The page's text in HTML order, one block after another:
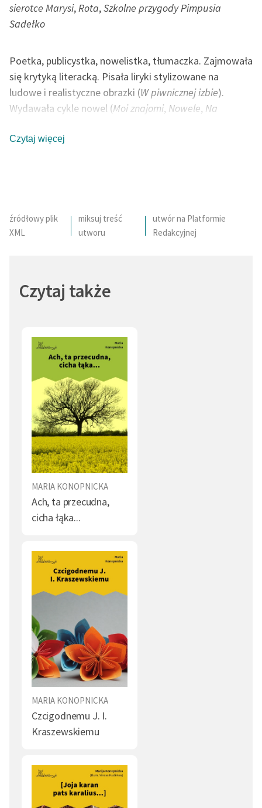
sierotce Marysi,Rota,Szkolne przygody Pimpusia
Sadełko
Poetka, publicystka, nowelistka, tłumaczka. Zajmowała
się krytyką literacką. Pisała liryki stylizowane na
ludowe i realistyczne obrazki (W piwnicznej izbie).
Wydawała cykle nowel (Moi znajomi, Nowele, Na
bajki ( Na jagody
Europie (Italia). Ostatnie lata życia poświęciła
poematowi
Pan Balcer w Brazylii .
Czytaj więcej
źródłowy plik
XML
miksuj treść
utworu
utwór na Platformie
Redakcyjnej
Czytaj także
MARIA KONOPNICKA
Ach, ta przecudna,
cicha łąka...
MARIA KONOPNICKA
Czcigodnemu J. I.
Kraszewskiemu